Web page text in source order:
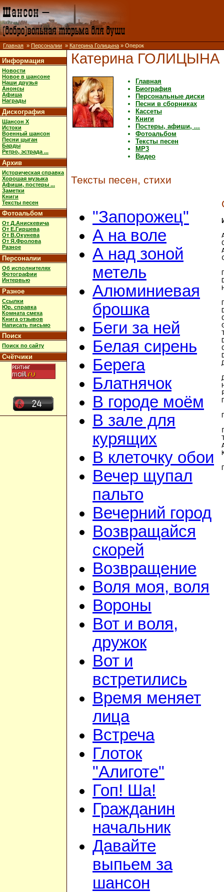
Главная » Персоналии » Катерина Голицына » Оперок
Информация
Новости
Новое в шансоне
Наши друзья
Анонсы
Афиша
Награды
Дискография
Шансон X
Истоки
Военный шансон
Песни цыган
Барды
Ретро, эстрада ...
Архив
Историческая справка
Хорошая музыка
Афиши, постеры ...
Заметки
Книги
Тексты песен
Фотоальбом
От Д.Анискевича
От Е.Гиршева
От В.Окунева
От Я.Фролова
Разное
Персоналии
Об исполнителях
Фотографии
Интервью
Разное
Ссылки
Юр. справка
Комната смеха
Книга отзывов
Написать письмо
Поиск
Поиск по сайту
Счётчики
Катерина ГОЛИЦЫНА
Главная
Биография
Персональные диски
Песни в сборниках
Кассеты
Книги
Постеры, афиши, ...
Фотоальбом
Тексты песен
MP3
Видео
Тексты песен, стихи
"Запорожец"
А на воле
А над зоной
метель
Алюминиевая
брошка
Беги за ней
Белая сирень
Берега
Блатнячок
В городе моём
В зале для
курящих
В клеточку обои
Вечер щупал
пальто
Вечерний город
Возвращайся
скорей
Возвращение
Воля моя, воля
Вороны
Вот и воля,
дружок
Вот и
встретились
Время меняет
лица
Встреча
Глоток
"Алиготе"
Гоп! Ша!
Гражданин
начальник
Давайте
выпьем за
шансон